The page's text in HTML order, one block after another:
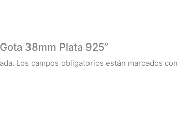
38mm Plata 925”
Los campos obligatorios están marcados con